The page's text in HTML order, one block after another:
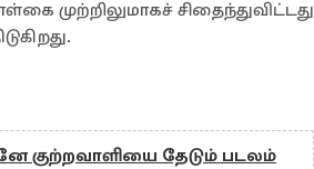
முற்றிலுமாகச் சிதைந்துவிட்டது
குற்றவாளியை தேடும் படலம்